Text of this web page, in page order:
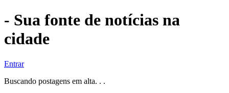
- Sua fonte de notícias na
cidade
Entrar
Buscando postagens em alta. . .